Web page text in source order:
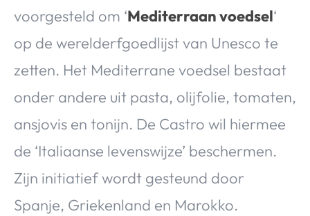
Food & Drinks Health & Beauty
Huis & Tuin
voorgesteld om ‘Mediterraan voedsel‘
op de werelderfgoedlijst van Unesco te
zetten. Het Mediterrane voedsel bestaat
onder andere uit pasta, olijfolie, tomaten,
ansjovis en tonijn. De Castro wil hiermee
de ‘Italiaanse levenswijze’ beschermen.
Zijn initiatief wordt gesteund door
Spanje, Griekenland en Marokko.